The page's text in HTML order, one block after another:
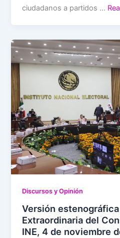
ciudadanos a partidos …
Discursos y Opinión
Versión
Extraordinaria del
INE, 4 de noviembre